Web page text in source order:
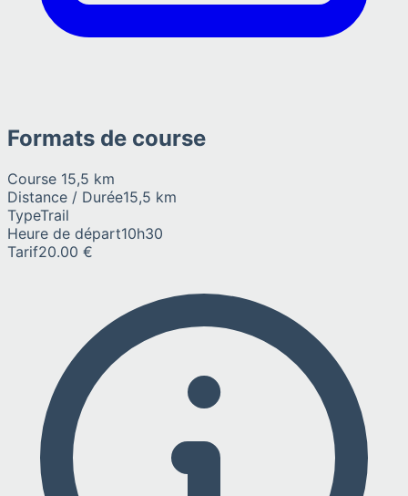
Formats de course
Course 15,5 km
Distance / Durée15,5 km
TypeTrail
Heure de départ10h30
Tarif20.00 €